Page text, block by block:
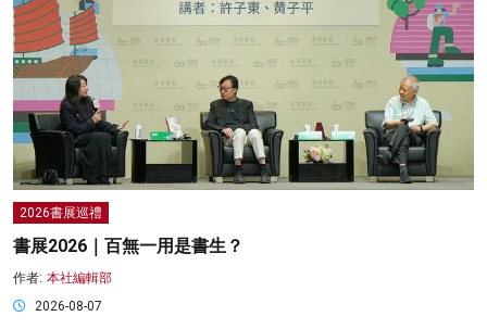
2026書展巡禮
書展2026｜百無一用是書生？
作者: 本社編輯部
2026-08-07